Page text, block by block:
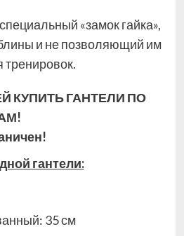
«замок гайка»,
и не позволяющий им
тренировок.
КУПИТЬ ГАНТЕЛИ ПО
гантели:
35 см